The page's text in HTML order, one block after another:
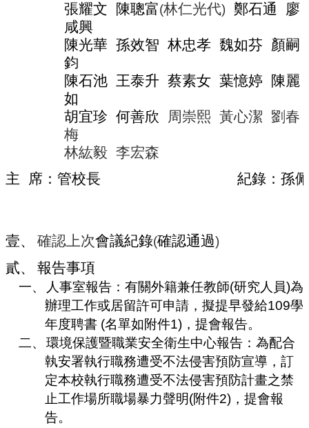
規
行
政
會
議
張耀文 陳聰富(林仁光代) 鄭石通
廖
咸興
陳光華 孫效智 林忠孝 魏如芬 顏嗣
鈞
陳石池 王泰升 蔡素女 葉憶婷
陳麗
如
胡宜珍 何善欣 周崇熙 黃心潔 劉春
梅
林紘毅 李宏森
主
席：管校長 紀錄：孫佩
壹、 確認上次會議紀錄(確認通過)
貳、 報告事項
一、 人事室報告：有關外籍兼任教師(研究人員)為
辦理工作或居留許可申請，擬提早發給109學
年度聘書(名單如附件1)，提會報告。
二、
環境保護暨職業安全衛生中心報告：為配合
執安署執行職務遭受不法侵害預防宣導，訂
定本校執行職務遭受不法侵害預防計畫之禁
止工作場所職場暴力聲明(附件2)，提會報
告。